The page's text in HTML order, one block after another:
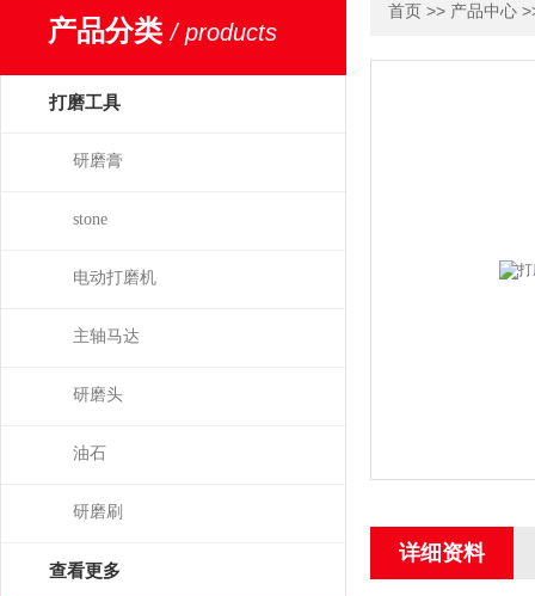
产品分类/ products
打磨工具
研磨膏
stone
电动打磨机
主轴马达
研磨头
油石
研磨刷
查看更多
首页 >> 产品中心
详细资料